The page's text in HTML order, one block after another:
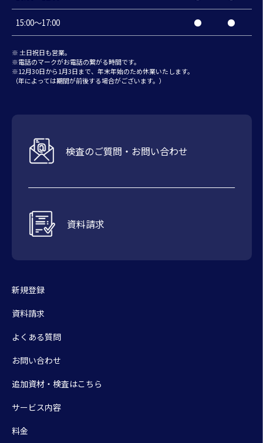
15:00〜17:00 ● ●
※ 土日祝日も営業。
※電話のマークがお電話の繋がる時間です。
※12月30日から1月3日まで、年末年始のため休業いたします。
（年によっては期間が前後する場合がございます。）
検査のご質問・お問い合わせ
資料請求
新規登録
資料請求
よくある質問
お問い合わせ
追加資材・検査はこちら
サービス内容
料金